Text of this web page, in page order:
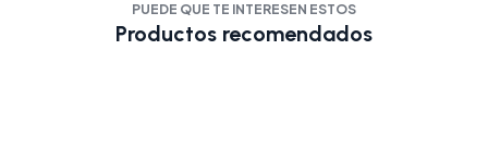
PUEDE QUE TE INTERESEN ESTOS
Productos recomendados